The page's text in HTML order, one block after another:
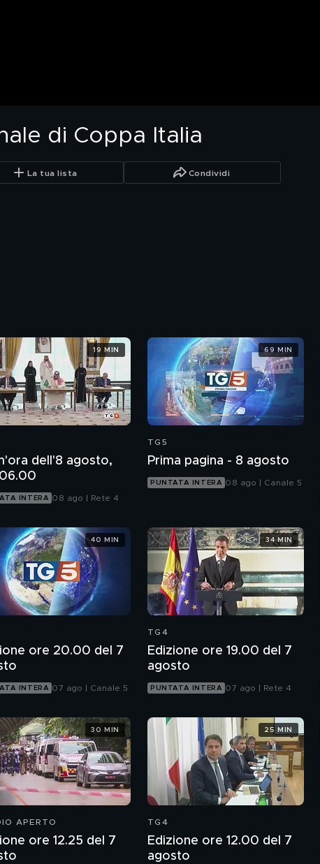
di Coppa Italia
La tua lista Condividi
dell'8 agosto,
INTERA 08 ago | Rete 4
19 MIN
TG5
Prima pagina - 8 agosto
PUNTATA INTERA 08 ago | Canale 5
69 MIN
ore 20.00 del 7
INTERA 07 ago | Canale 5
40 MIN
TG4
Edizione ore 19.00 del 7
agosto
PUNTATA INTERA 07 ago | Rete 4
34 MIN
APERTO
ore 12.25 del 7
30 MIN
TG4
Edizione ore 12.00 del 7
agosto
25 MIN